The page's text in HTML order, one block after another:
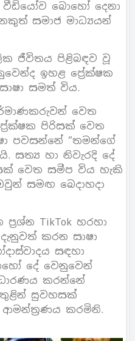
වීඩියෝව බොහෝ දෙනා
සමාජ මාධ්‍යයන්
ජීවිතය පිළිබඳව වූ
ඉහළ ප්‍රේක්ෂක
සමත් විය.
වෙත
පිරිසක් වෙත
පවසන්නේ “තමන්ගේ
සත්‍ය හා නිවැරදි දේ
වෙත සමීප විය හැකි
සමඟ බෙදාහදා
TikTok හරහා
කරන සාෂා
සඳහා
දේ වෙනුවෙන්
කරන්නේ
සුවහසක්
ආමන්ත්‍රණය කරමිනි.